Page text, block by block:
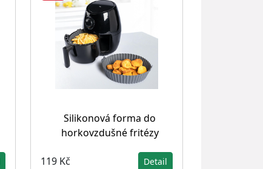
Silikonová forma do
horkovzdušné fritézy
119 Kč Detail